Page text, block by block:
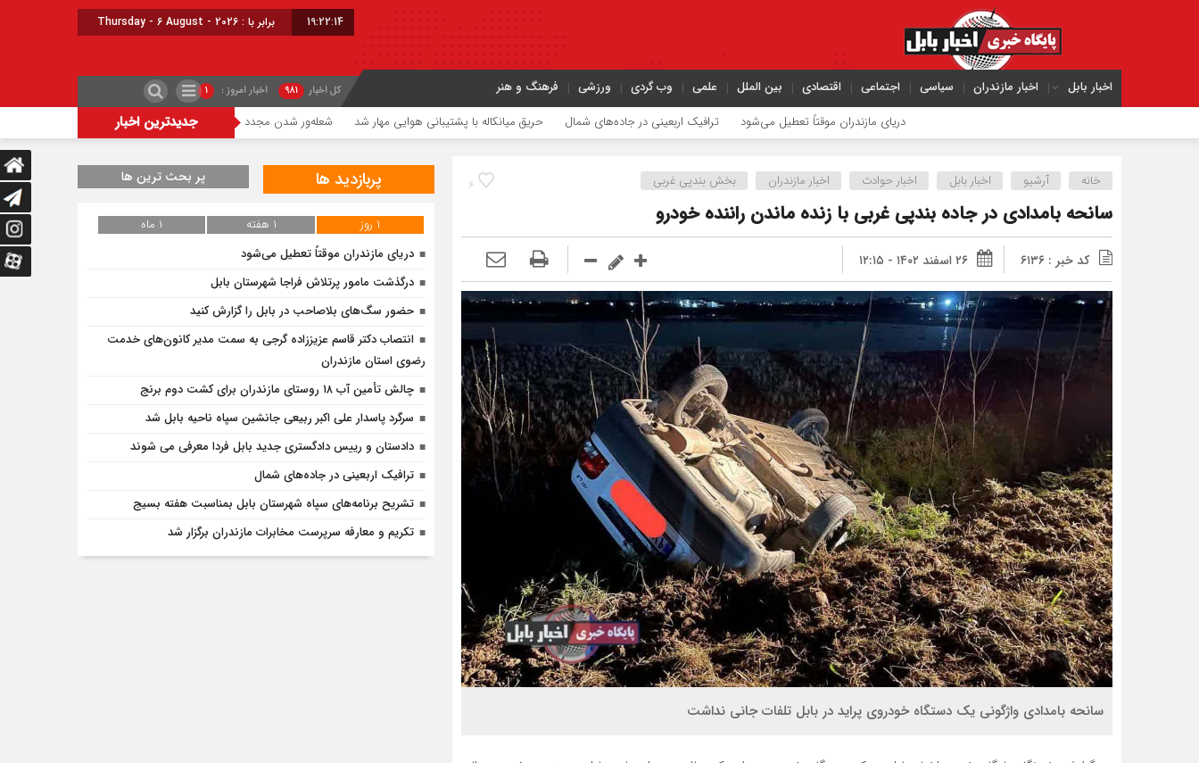
19:22:15 برابر با : Thursday - 6 August - 2026
اخبار بابل اخبار مازندران سیاسی اجتماعی اقتصادی بین الملل علمی وب گردی ورزشی فرهنگ و هنر کل اخبار ۹۸۱ اخبار امروز : ۱
جدیدترین اخبار دریای مازندران موقتاً تعطیل می‌شود ترافیک اربعینی در جاده‌های شمال حریق میانکاله با پشتیبانی هوایی مهار شد شعله‌ور شدن مجدد حریق در میانکاله چالش تأمین آب ۱۸ روستای مازندران برای کشت دوم برنج
۶ خانه آرشیو اخبار بابل اخبار حوادث اخبار مازندران بخش بندپی غربی
سانحه بامدادی در جاده بندپی غربی با زنده ماندن راننده خودرو
کد خبر : ۶۱۳۶ ۲۶ اسفند ۱۴۰۲ - ۱۲:۱۵
سانحه بامدادی واژگونی یک دستگاه خودروی پراید در بابل تلفات جانی نداشت
پربازدید ها پر بحث ترین ها
۱ روز ۱ هفته
۱ ماه
دریای مازندران موقتاً تعطیل می‌شود
درگذشت مامور پرتلاش فراجا شهرستان بابل
حضور سگ‌های بلاصاحب در بابل را ‌گزارش کنید
انتصاب دکتر قاسم عزیززاده گرجی به سمت مدیر کانون‌های خدمت
رضوی استان مازندران
چالش تأمین آب ۱۸ روستای مازندران برای کشت دوم برنج
سرگرد پاسدار علی اکبر ربیعی جانشین سپاه ناحیه بابل شد
دادستان و رییس دادگستری جدید بابل فردا معرفی می شوند
ترافیک اربعینی در جاده‌های شمال
تشریح برنامه‌های سپاه شهرستان بابل بمناسبت هفته بسیج
تکریم و معارفه سرپرست مخابرات مازندران برگزار شد